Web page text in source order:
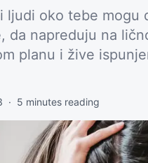
ljudi oko tebe mogu
da napreduju na
planu i žive
· 5 minutes reading